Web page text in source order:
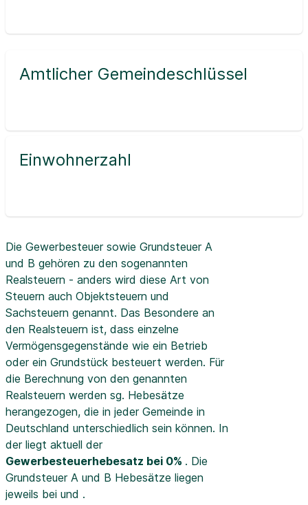
Amtlicher Gemeindeschlüssel
Einwohnerzahl
Die Gewerbesteuer sowie Grundsteuer A
und B gehören zu den sogenannten
Realsteuern - anders wird diese Art von
Steuern auch Objektsteuern und
Sachsteuern genannt. Das Besondere an
den Realsteuern ist, dass einzelne
Vermögensgegenstände wie ein Betrieb
oder ein Grundstück besteuert werden. Für
die Berechnung von den genannten
Realsteuern werden sg. Hebesätze
herangezogen, die in jeder Gemeinde in
Deutschland unterschiedlich sein können. In
der liegt aktuell der
Gewerbesteuerhebesatz bei 0% . Die
Grundsteuer A und B Hebesätze liegen
jeweils bei und .